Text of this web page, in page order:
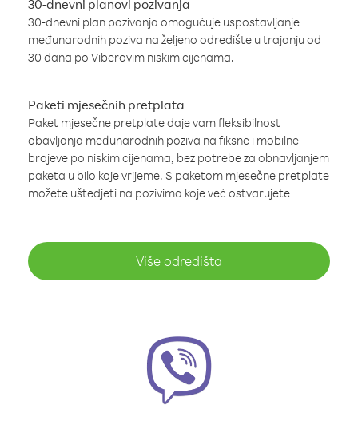
30-dnevni planovi pozivanja
30-dnevni plan pozivanja omogućuje uspostavljanje
međunarodnih poziva na željeno odredište u trajanju od
30 dana po Viberovim niskim cijenama.
Paketi mjesečnih pretplata
Paket mjesečne pretplate daje vam fleksibilnost
obavljanja međunarodnih poziva na fiksne i mobilne
brojeve po niskim cijenama, bez potrebe za obnavljanjem
paketa u bilo koje vrijeme. S paketom mjesečne pretplate
možete uštedjeti na pozivima koje već ostvarujete
Više odredišta